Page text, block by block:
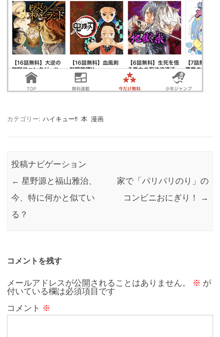
カテゴリー: ハイキュー!! 本 漫画
投稿ナビゲーション
← 星野源と福山雅治、
今、特に何かと似てい
る？
家で「パリパリのり」の
コンビニおにぎり！
→
コメントを残す
メールアドレスが公開されることはありません。 ※ が
付いている欄は必須項目です
コメント ※